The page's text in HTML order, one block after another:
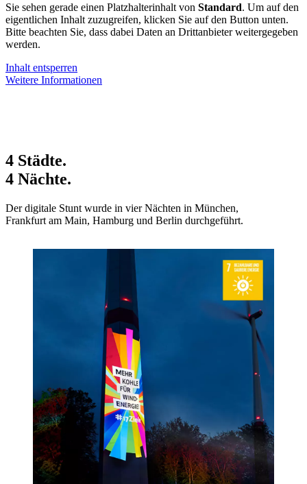
Sie sehen gerade einen Platzhalterinhalt von Standard. Um auf den
eigentlichen Inhalt zuzugreifen, klicken Sie auf den Button unten.
Bitte beachten Sie, dass dabei Daten an Drittanbieter weitergegeben
werden.
Inhalt entsperren
Weitere Informationen
4 Städte.
4 Nächte.
Der digitale Stunt wurde in vier Nächten in München,
Frankfurt am Main, Hamburg und Berlin durchgeführt.